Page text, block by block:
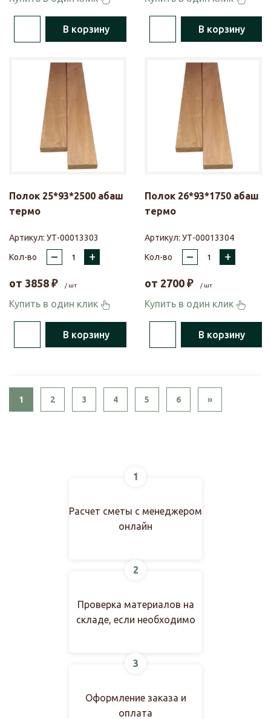
В корзину В корзину
Полок 25*93*2500 абаш
термо
Артикул: УТ-00013303
Кол-во
– +
от 3858 ₽ / шт
Купить в один клик
В корзину
Полок 26*93*1750 абаш
термо
Артикул: УТ-00013304
Кол-во
– +
от 2700 ₽ / шт
Купить в один клик
В корзину
1 2 3 4 5 6 »Next
1
Расчет сметы с менеджером
онлайн
2
Проверка материалов на
складе, если необходимо
3
Оформление заказа и
оплата